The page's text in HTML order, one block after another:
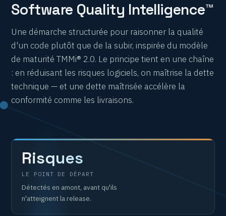
Software Quality Intelligence™
Une démarche structurée pour raisonner la qualité
d'un code plutôt que de la subir, inspirée du modèle
de maturité TMMi® 2.0. Le principe tient en une chaîne
: en réduisant les risques logiciels, on maîtrise la dette
technique — et une dette maîtrisée accélère la
conformité comme les livraisons.
Risques
LE POINT DE DÉPART
Détectés en amont, avant qu'ils
n'atteignent la release.